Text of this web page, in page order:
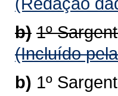
b) 1º
(Incluído
b) 1º